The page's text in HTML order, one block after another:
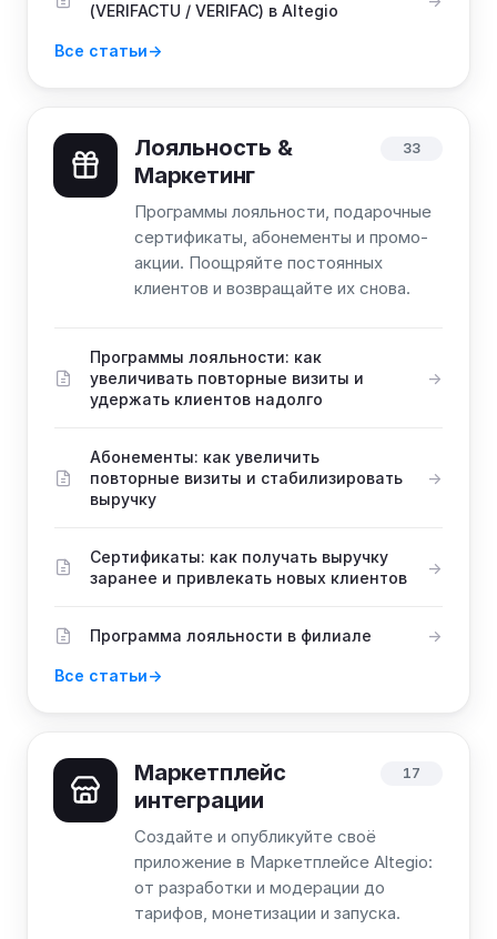
(VERIFACTU / VERIFAC) в Altegio
Все статьи
Лояльность &
Maркетинг
33
Программы лояльности, подарочные
сертификаты, абонементы и промо-
акции. Поощряйте постоянных
клиентов и возвращайте их снова.
Программы лояльности: как
увеличивать повторные визиты и
удержать клиентов надолго
Абонементы: как увеличить
повторные визиты и стабилизировать
выручку
Сертификаты: как получать выручку
заранее и привлекать новых клиентов
Программа лояльности в филиале
Все статьи
Маркетплейс
интеграции
17
Создайте и опубликуйте своё
приложение в Маркетплейсе Altegio:
от разработки и модерации до
тарифов, монетизации и запуска.